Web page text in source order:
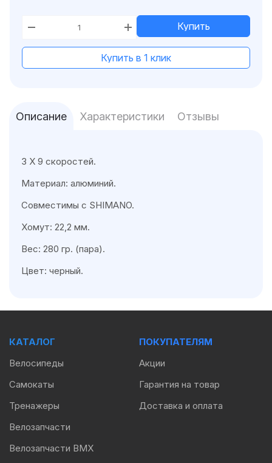
Купить
Купить в 1 клик
Описание Характеристики Отзывы
3 X 9 скоростей.
Материал: алюминий.
Совместимы с SHIMANO.
Хомут: 22,2 мм.
Вес: 280 гр. (пара).
Цвет: черный.
КАТАЛОГ
Велосипеды
Самокаты
Тренажеры
Велозапчасти
Велозапчасти BMX
ПОКУПАТЕЛЯМ
Акции
Гарантия на товар
Доставка и оплата